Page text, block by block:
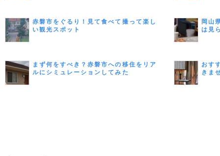
赤磐市をぐるり！見て食べて撮って楽し
い観光スポット
岡山
は見
まず何をすべき？赤磐市への移住をリア
ルにシミュレーションしてみた
おす
きま